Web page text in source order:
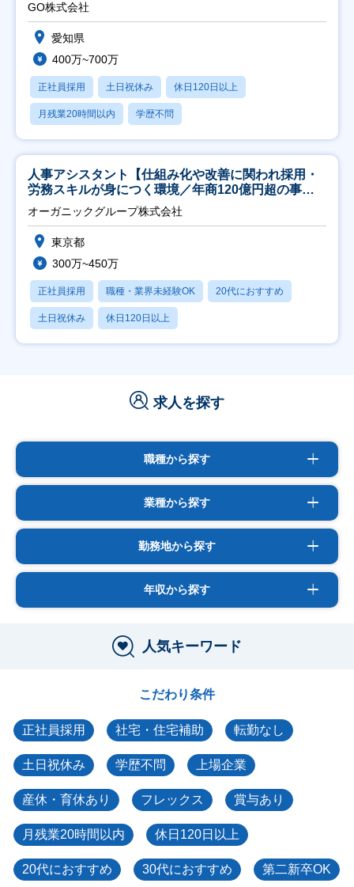
GO株式会社
愛知県
400万~700万
正社員採用 土日祝休み 休日120日以上
月残業20時間以内 学歴不問
人事アシスタント【仕組み化や改善に関われ採用・
労務スキルが身につく環境／年商120億円超の事業
会社】
オーガニックグループ株式会社
東京都
300万~450万
正社員採用 職種・業界未経験OK 20代におすすめ
土日祝休み 休日120日以上
求人を探す
職種から探す
業種から探す
勤務地から探す
年収から探す
人気キーワード
こだわり条件
正社員採用 社宅・住宅補助 転勤なし
土日祝休み 学歴不問 上場企業
産休・育休あり フレックス 賞与あり
月残業20時間以内 休日120日以上
20代におすすめ 30代におすすめ 第二新卒OK